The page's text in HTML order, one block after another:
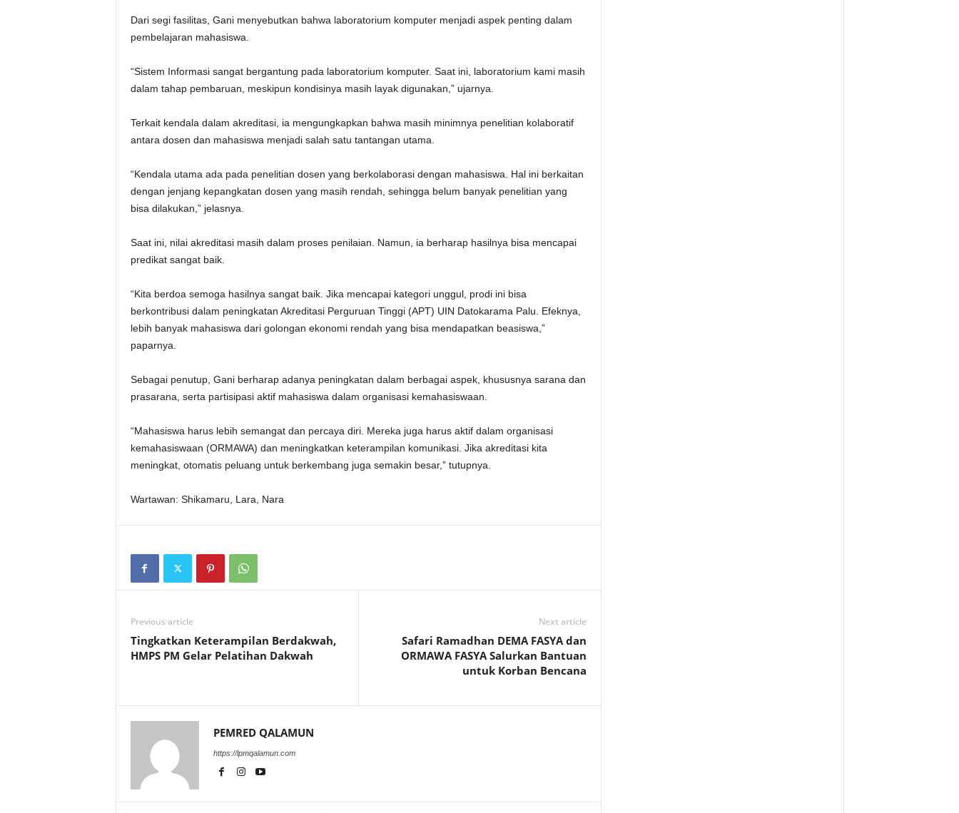
Dari segi fasilitas, Gani menyebutkan bahwa laboratorium komputer menjadi aspek penting dalam
pembelajaran mahasiswa.
“Sistem Informasi sangat bergantung pada laboratorium komputer. Saat ini, laboratorium kami masih
dalam tahap pembaruan, meskipun kondisinya masih layak digunakan,” ujarnya.
Terkait kendala dalam akreditasi, ia mengungkapkan bahwa masih minimnya penelitian kolaboratif
antara dosen dan mahasiswa menjadi salah satu tantangan utama.
“Kendala utama ada pada penelitian dosen yang berkolaborasi dengan mahasiswa. Hal ini berkaitan
dengan jenjang kepangkatan dosen yang masih rendah, sehingga belum banyak penelitian yang
bisa dilakukan,” jelasnya.
Saat ini, nilai akreditasi masih dalam proses penilaian. Namun, ia berharap hasilnya bisa mencapai
predikat sangat baik.
“Kita berdoa semoga hasilnya sangat baik. Jika mencapai kategori unggul, prodi ini bisa
berkontribusi dalam peningkatan Akreditasi Perguruan Tinggi (APT) UIN Datokarama Palu. Efeknya,
lebih banyak mahasiswa dari golongan ekonomi rendah yang bisa mendapatkan beasiswa,”
paparnya.
Sebagai penutup, Gani berharap adanya peningkatan dalam berbagai aspek, khususnya sarana dan
prasarana, serta partisipasi aktif mahasiswa dalam organisasi kemahasiswaan.
“Mahasiswa harus lebih semangat dan percaya diri. Mereka juga harus aktif dalam organisasi
kemahasiswaan (ORMAWA) dan meningkatkan keterampilan komunikasi. Jika akreditasi kita
meningkat, otomatis peluang untuk berkembang juga semakin besar,” tutupnya.
Wartawan: Shikamaru, Lara, Nara
Previous article
Tingkatkan Keterampilan Berdakwah,
HMPS PM Gelar Pelatihan Dakwah
Next article
Safari Ramadhan DEMA FASYA dan
ORMAWA FASYA Salurkan Bantuan
untuk Korban Bencana
PEMRED QALAMUN
https://lpmqalamun.com